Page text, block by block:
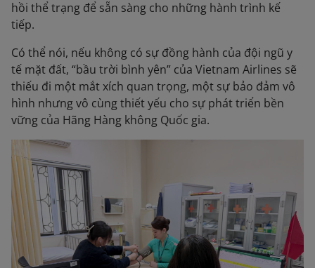
hồi thể trạng để sẵn sàng cho những hành trình kế
tiếp.
Có thể nói, nếu không có sự đồng hành của đội ngũ y
tế mặt đất, “bầu trời bình yên” của Vietnam Airlines sẽ
thiếu đi một mắt xích quan trọng, một sự bảo đảm vô
hình nhưng vô cùng thiết yếu cho sự phát triển bền
vững của Hãng Hàng không Quốc gia.